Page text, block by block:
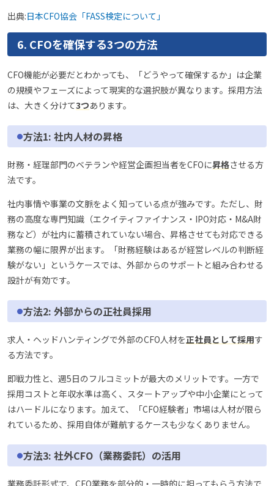
出典:日本CFO協会「FASS検定について」
6. CFOを確保する3つの方法
CFO機能が必要だとわかっても、「どうやって確保するか」は企業
の規模やフェーズによって現実的な選択肢が異なります。採用方法
は、大きく分けて3つあります。
方法1: 社内人材の昇格
財務・経理部門のベテランや経営企画担当者をCFOに昇格させる方
法です。
社内事情や事業の文脈をよく知っている点が強みです。ただし、財
務の高度な専門知識（エクイティファイナンス・IPO対応・M&A財
務など）が社内に蓄積されていない場合、昇格させても対応できる
業務の幅に限界が出ます。「財務経験はあるが経営レベルの判断経
験がない」というケースでは、外部からのサポートと組み合わせる
設計が有効です。
方法2: 外部からの正社員採用
求人・ヘッドハンティングで外部のCFO人材を正社員として採用す
る方法です。
即戦力性と、週5日のフルコミットが最大のメリットです。一方で
採用コストと年収水準は高く、スタートアップや中小企業にとって
はハードルになります。加えて、「CFO経験者」市場は人材が限ら
れているため、採用自体が難航するケースも少なくありません。
方法3: 社外CFO（業務委託）の活用